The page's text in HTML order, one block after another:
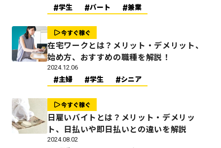
学生 パート 兼業
今すぐ稼ぐ
在宅ワークとは？メリット・デメリット、
始め方、おすすめの職種を解説！
2024.12.06
主婦 学生 シニア
今すぐ稼ぐ
日雇いバイトとは？メリット・デメリッ
ト、日払いや即日払いとの違いを解説
2024.08.02